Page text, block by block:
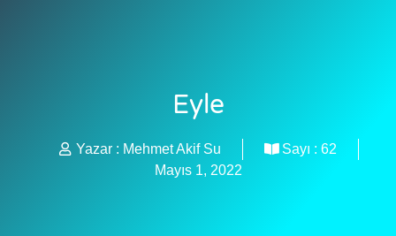
Eyle
Yazar : Mehmet Akif Su Sayı : 62
Mayıs 1, 2022